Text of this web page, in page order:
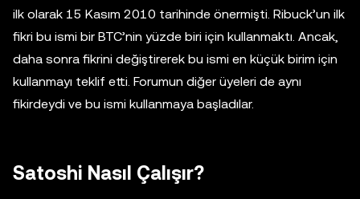
ilk olarak 15 Kasım 2010 tarihinde önermişti. Ribuck’un ilk
fikri bu ismi bir BTC’nin yüzde biri için kullanmaktı. Ancak,
daha sonra fikrini değiştirerek bu ismi en küçük birim için
kullanmayı teklif etti. Forumun diğer üyeleri de aynı
fikirdeydi ve bu ismi kullanmaya başladılar.
Satoshi Nasıl Çalışır?